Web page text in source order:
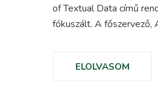
of Textual Data című
fókuszált. A főszervező,
ELOLVASOM